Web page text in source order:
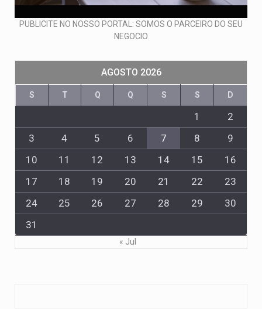
PUBLICITE NO NOSSO PORTAL: SOMOS O PARCEIRO DO SEU
NEGOCIO
AGOSTO 2026
S T Q Q S S D
1
2
3
4 5 6 7 8
9
10
11 12 13 14 15
16
17
18 19 20 21 22
23
24
25 26 27 28 29
30
31
« Jul